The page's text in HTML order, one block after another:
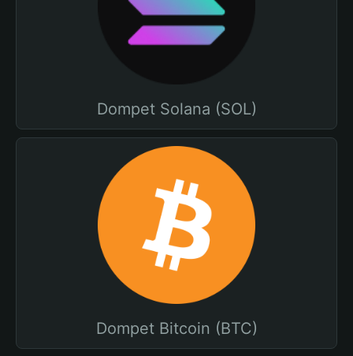
Dompet Solana (SOL)
Dompet Bitcoin (BTC)